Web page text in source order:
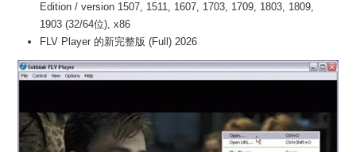
Edition / version 1507, 1511, 1607, 1703, 1709, 1803, 1809,
1903 (32/64位), x86
FLV Player 的新完整版 (Full) 2026